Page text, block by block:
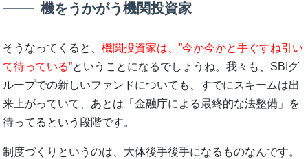
機をうかがう機関投資家
そうなってくると、機関投資家は、”今か今かと手ぐすね引い
て待っている”ということになるでしょうね。我々も、SBIグ
ループでの新しいファンドについても、すでにスキームは出
来上がっていて、あとは「金融庁による最終的な法整備」を
待ってるという段階です。
制度づくりというのは、大体後手後手になるものなんです。